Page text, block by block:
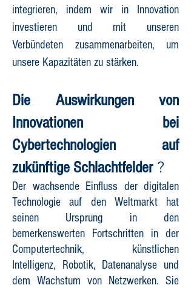
integrieren, indem wir in Innovation
investieren und mit unseren
Verbündeten zusammenarbeiten, um
unsere Kapazitäten zu stärken.
Die Auswirkungen von
Innovationen bei
Cybertechnologien auf
zukünftige Schlachtfelder ?
Der wachsende Einfluss der digitalen
Technologie auf den Weltmarkt hat
seinen Ursprung in den
bemerkenswerten Fortschritten in der
Computertechnik, künstlichen
Intelligenz, Robotik, Datenanalyse und
dem Wachstum von Netzwerken. Sie